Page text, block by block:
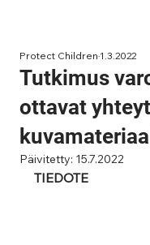
Tutkimus
ottavat
Protect Children1.3.2022
Päivitetty: 15.7.2022
TIEDOTE